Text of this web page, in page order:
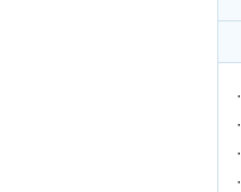
·
·
·
·